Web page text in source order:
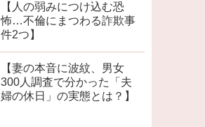
【人の弱みにつけ込む恐
怖…不倫にまつわる詐欺事
件2つ】
【妻の本音に波紋、男女
300人調査で分かった「夫
婦の休日」の実態とは？】